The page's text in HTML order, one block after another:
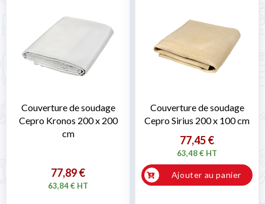
Couverture de soudage
Cepro Kronos 200 x 200
cm
77,89 €
63,84 € HT
Couverture de soudage
Cepro Sirius 200 x 100 cm
77,45 €
63,48 € HT
Ajouter au panier